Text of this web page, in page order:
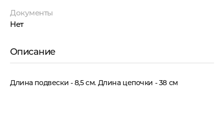
Документы
Нет
Описание
Длина подвески - 8,5 см. Длина цепочки - 38 см